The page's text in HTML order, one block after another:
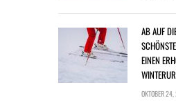
AB AUF
EINEN
OKTOBER